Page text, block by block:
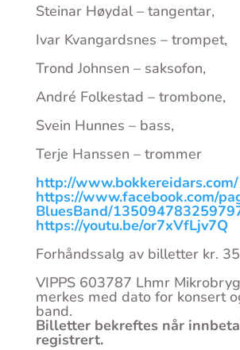
Steinar Høydal – tangentar,
Ivar Kvangardsnes – trompet,
Trond Johnsen – saksofon,
André Folkestad – trombone,
Svein Hunnes – bass,
Terje Hanssen – trommer
http://www.bokkereidars.com/
https://www.facebook.com/
BluesBand/
https://youtu.be/or7xVfLjv7Q
Forhåndssalg av billetter kr.
VIPPS 603787 Lhmr
merkes med dato for konsert
band.
Billetter bekreftes når
registrert.